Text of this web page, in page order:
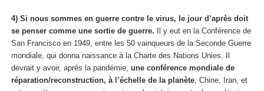
4) Si nous sommes en guerre contre le virus, le jour d’après doit
se penser comme une sortie de guerre. Il y eut en la Conférence de
San Francisco en 1949, entre les 50 vainqueurs de la Seconde Guerre
mondiale, qui donna naissance à la Charte des Nations Unies. Il
devrait y avoir, après la pandémie, une conférence mondiale de
réparation/reconstruction, à l’échelle de la planète , Chine, Iran, et